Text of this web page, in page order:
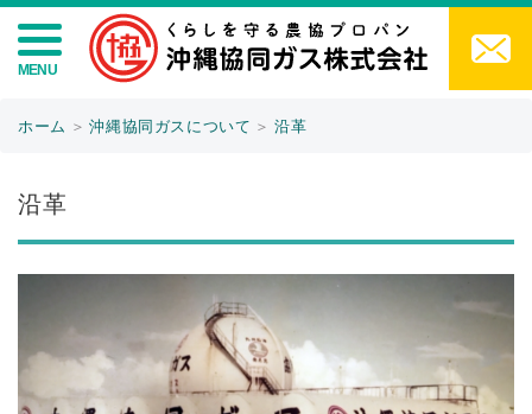
ホーム ＞ 沖縄協同ガスについて ＞ 沿革
沿革